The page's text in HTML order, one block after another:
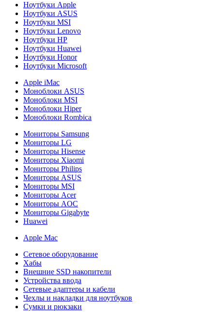
Ноутбуки Apple
Ноутбуки ASUS
Ноутбуки MSI
Ноутбуки Lenovo
Ноутбуки HP
Ноутбуки Huawei
Ноутбуки Honor
Ноутбуки Microsoft
Apple iMac
Моноблоки ASUS
Моноблоки MSI
Моноблоки Hiper
Моноблоки Rombica
Мониторы Samsung
Мониторы LG
Мониторы Hisense
Мониторы Xiaomi
Мониторы Philips
Мониторы ASUS
Мониторы MSI
Мониторы Acer
Мониторы AOC
Мониторы Gigabyte
Huawei
Apple Mac
Сетевое оборудование
Хабы
Внешние SSD накопители
Устройства ввода
Сетевые адаптеры и кабели
Чехлы и накладки для ноутбуков
Сумки и рюкзаки